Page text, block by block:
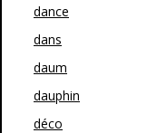
dance
dans
daum
dauphin
déco